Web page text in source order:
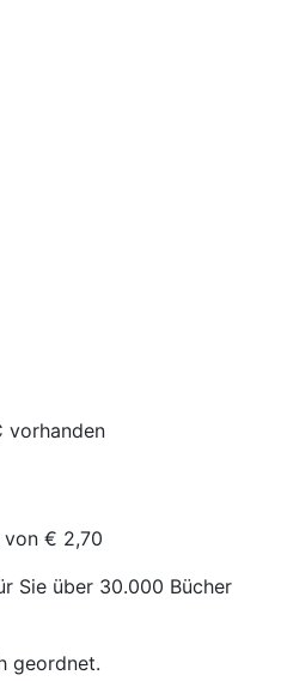
vorhanden
von € 2,70
Sie über 30.000 Bücher
geordnet.